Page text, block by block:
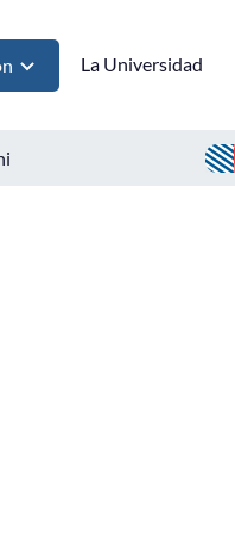
La Universidad